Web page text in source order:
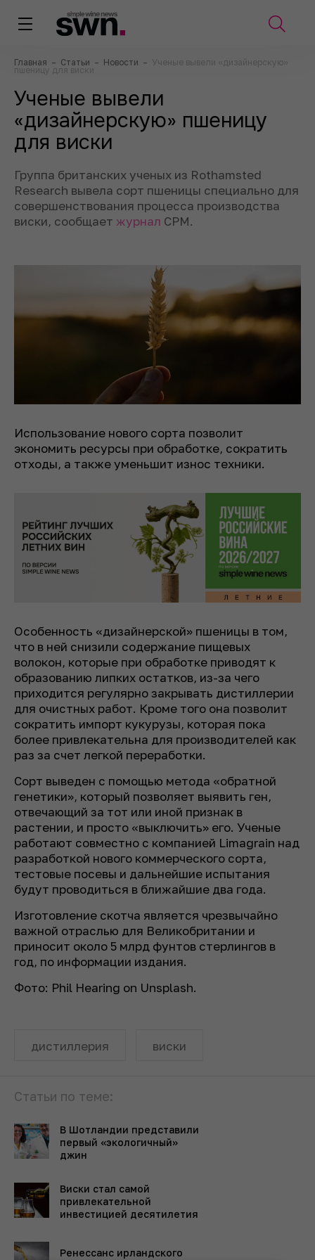
Главная – Статьи – Новости – Ученые вывели «дизайнерскую»
пшеницу для виски
Ученые вывели
«дизайнерскую» пшеницу
для виски
Группа британских ученых из Rothamsted
Research вывела сорт пшеницы специально для
совершенствования процесса производства
виски, сообщает журнал CPM.
Использование нового сорта позволит
экономить ресурсы при обработке, сократить
отходы, а также уменьшит износ техники.
Особенность «дизайнерской» пшеницы в том,
что в ней снизили содержание пищевых
волокон, которые при обработке приводят к
образованию липких остатков, из-за чего
приходится регулярно закрывать дистиллерии
для очистных работ. Кроме того она позволит
сократить импорт кукурузы, которая пока
более привлекательна для производителей как
раз за счет легкой переработки.
Сорт выведен с помощью метода «обратной
генетики», который позволяет выявить ген,
отвечающий за тот или иной признак в
растении, и просто «выключить» его. Ученые
работают совместно с компанией Limagrain над
разработкой нового коммерческого сорта,
тестовые посевы и дальнейшие испытания
будут проводиться в ближайшие два года.
Изготовление скотча является чрезвычайно
важной отраслью для Великобритании и
приносит около 5 млрд фунтов стерлингов в
год, по информации издания.
Фото: Phil Hearing on Unsplash.
дистиллерия виски
Статьи по теме:
В Шотландии представили
первый «экологичный»
джин
Виски стал самой
привлекательной
инвестицией десятилетия
Ренессанс ирландского